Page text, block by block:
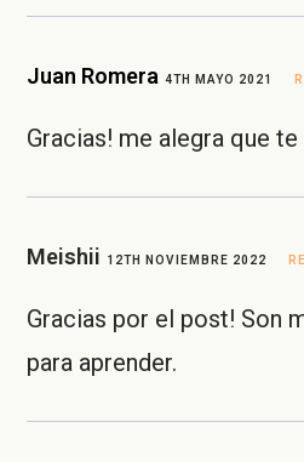
Juan Romera 4TH MAYO 2021
Gracias! me alegra que
Meishii 12TH NOVIEMBRE 2022
Gracias por el post! Son
para aprender.